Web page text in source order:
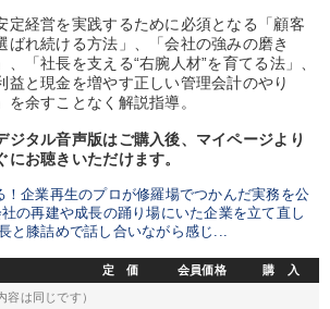
経営を実践するために必須となる「顧客
ばれ続ける方法」、「会社の強みの磨き
、「社長を支える“右腕人材”を育てる法」、
益と現金を増やす正しい管理会計のやり
を余すことなく解説指導。
ジタル音声版はご購入後、マイページより
にお聴きいただけます。
！企業再生のプロが修羅場でつかんだ実務を公
の再建や成長の踊り場にいた企業を立て直し
と膝詰めで話し合いながら感じ...
定 価 会員価格 購 入
容は同じです）